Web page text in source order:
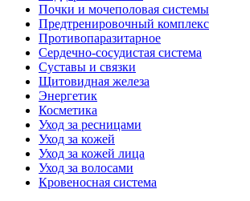
Почки и мочеполовая системы
Предтренировочный комплекс
Противопаразитарное
Сердечно-сосудистая система
Суставы и связки
Щитовидная железа
Энергетик
Косметика
Уход за ресницами
Уход за кожей
Уход за кожей лица
Уход за волосами
Кровеносная система